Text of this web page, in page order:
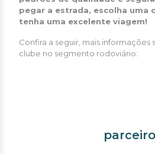
pegar a estrada, escolha uma
tenha uma excelente viagem!
Confira a seguir, mais informações
clube no segmento rodoviário: